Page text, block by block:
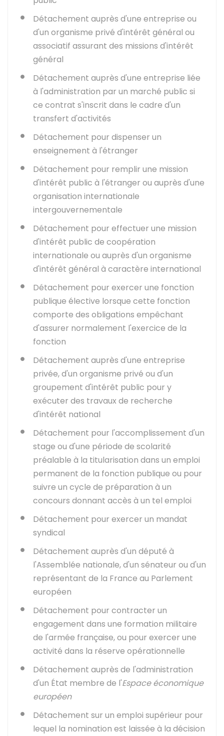
Détachement auprès d'une entreprise ou
d'un organisme privé d'intérêt général ou
associatif assurant des missions d'intérêt
général
Détachement auprès d'une entreprise liée
à l'administration par un marché public si
ce contrat s'inscrit dans le cadre d'un
transfert d'activités
Détachement pour dispenser un
enseignement à l'étranger
Détachement pour remplir une mission
d'intérêt public à l'étranger ou auprès d'une
organisation internationale
intergouvernementale
Détachement pour effectuer une mission
d'intérêt public de coopération
internationale ou auprès d'un organisme
d'intérêt général à caractère international
Détachement pour exercer une fonction
publique élective lorsque cette fonction
comporte des obligations empêchant
d'assurer normalement l'exercice de la
fonction
Détachement auprès d'une entreprise
privée, d'un organisme privé ou d'un
groupement d'intérêt public pour y
exécuter des travaux de recherche
d'intérêt national
Détachement pour l'accomplissement d'un
stage ou d'une période de scolarité
préalable à la titularisation dans un emploi
permanent de la fonction publique ou pour
suivre un cycle de préparation à un
concours donnant accès à un tel emploi
Détachement pour exercer un mandat
syndical
Détachement auprès d'un député à
l'Assemblée nationale, d'un sénateur ou d'un
représentant de la France au Parlement
européen
Détachement pour contracter un
engagement dans une formation militaire
de l'armée française, ou pour exercer une
activité dans la réserve opérationnelle
Détachement auprès de l'administration
d'un État membre de l'Espace économique
européen
Détachement sur un emploi supérieur pour
lequel la nomination est laissée à la décision